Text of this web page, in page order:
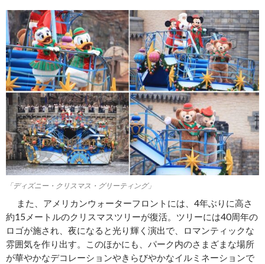
「ディズニー・クリスマス・グリーティング」
また、アメリカンウォーターフロントには、4年ぶりに高さ
約15メートルのクリスマスツリーが復活。ツリーには40周年の
ロゴが施され、夜になると光り輝く演出で、ロマンティックな
雰囲気を作り出す。このほかにも、パーク内のさまざまな場所
が華やかなデコレーションやきらびやかなイルミネーションで